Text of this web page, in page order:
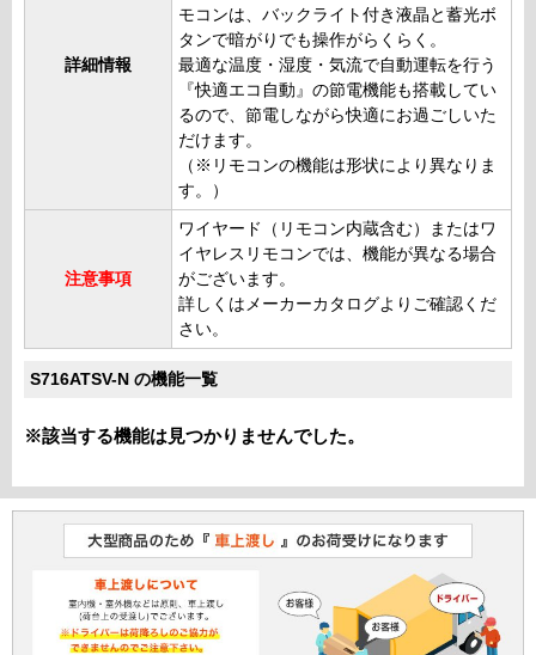
詳細情報
モコンは、バックライト付き液晶と蓄光ボ
タンで暗がりでも操作がらくらく。
最適な温度・湿度・気流で自動運転を行う
『快適エコ自動』の節電機能も搭載してい
るので、節電しながら快適にお過ごしいた
だけます。
（※リモコンの機能は形状により異なりま
す。）
注意事項
ワイヤード（リモコン内蔵含む）またはワ
イヤレスリモコンでは、機能が異なる場合
がございます。
詳しくはメーカーカタログよりご確認くだ
さい。
S716ATSV-N の機能一覧
※該当する機能は見つかりませんでした。